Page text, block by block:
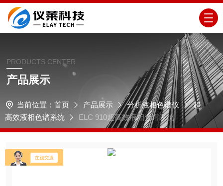
PRODUCTS CENTER
产品展示
当前位置： 首页 产品展示 分析液相色谱仪
超
高效液相色谱系统
ELC 910超高效液相色谱系统